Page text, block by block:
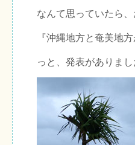
なんて思っていたら
『沖縄地方と奄美地
っと、発表がありまし